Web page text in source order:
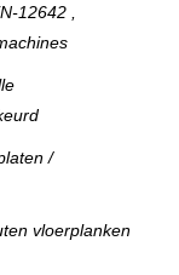
12642 ,
/
vloerplanken